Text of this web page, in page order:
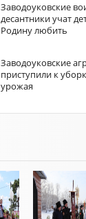
Заводоуковские
десантники учат
Родину любить
Заводоуковские
приступили к
урожая